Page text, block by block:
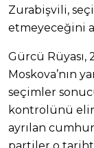
Zurabişvili,
etmeyeceğini
Gürcü Rüyası,
Moskova’nın
seçimler
kontrolünü
ayrılan